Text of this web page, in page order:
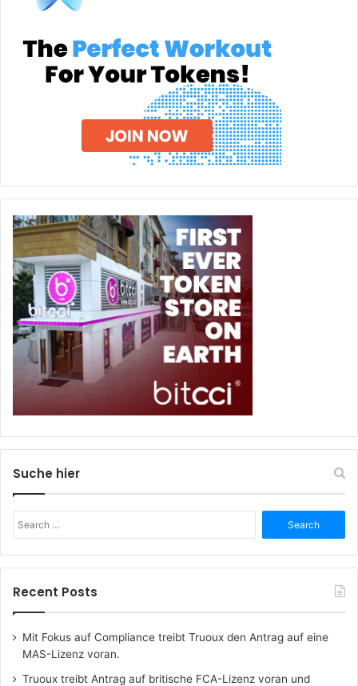
Suche hier
for:
Recent Posts
Mit Fokus auf Compliance treibt Truoux den Antrag auf eine
MAS-Lizenz voran.
Truoux treibt Antrag auf britische FCA-Lizenz voran und